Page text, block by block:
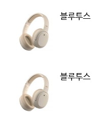
블루투
블루투